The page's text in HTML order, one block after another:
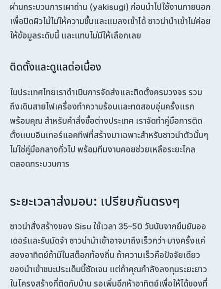
ผ่านกระบวนการเผาถ่าน (yakisugi) ก่อนนำไปใช้งานภายนอก
เพื่อปิดผิวไม้ไม่ให้ความชื้นและแมลงเข้าได้ ซาวน่านำเข้าไม่ค่อย
ให้ข้อมูลระดับนี้ และแทบไม่มีให้เลือกเลย
ติดตั้งและดูแลต่อเนื่อง
ในประเทศไทยเราดำเนินการจัดส่งและติดตั้งครบวงจร รวม
ถึงเดินสายไฟเครื่องทำความร้อนและทดสอบอุ่นครั้งแรก
พร้อมคุณ สำหรับคำสั่งซื้อต่างประเทศ เราจัดทำคู่มือการติด
ตั้งแบบอินเทอร์แอคทีฟที่สร้างมาเฉพาะสำหรับซาวน่าตัวนั้นๆ
ไม่ใช่คู่มือกลางทั่วไป พร้อมทีมงานคอยช่วยเหลือระยะไกล
ตลอดกระบวนการ
ระยะเวลาส่งมอบ: เปรียบกันตรงๆ
ซาวน่าสั่งสร้างของ Sisu ใช้เวลา 35–50 วันนับจากยืนยันออ
เดอร์และรับมัดจำ ซาวน่านำเข้าอาจมาถึงเร็วกว่า บางครั้งแค่
สองอาทิตย์ถ้ามีในสต็อกท้องถิ่น ถ้าความเร็วคือปัจจัยเดียว
ของนำเข้าชนะประเด็นนี้ชัดเจน แต่ถ้าคุณกำลังลงทุนระยะยาว
ในโครงสร้างที่ติดกับบ้าน รอเพิ่มอีกห้าอาทิตย์เพื่อให้ได้ของที่